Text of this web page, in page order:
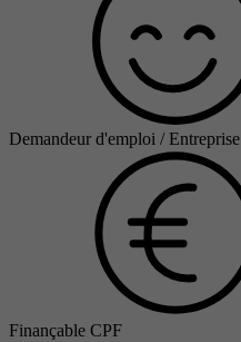
Demandeur d'emploi / Entreprise
Finançable CPF